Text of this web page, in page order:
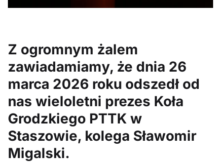
Z ogromnym żalem
zawiadamiamy, że dnia 26
marca 2026 roku odszedł od
nas wieloletni prezes Koła
Grodzkiego PTTK w
Staszowie, kolega Sławomir
Migalski.